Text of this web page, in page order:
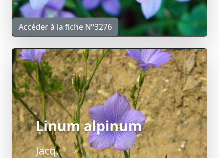
Accéder à la fiche N°3276
Linum alpinum
Jacq.